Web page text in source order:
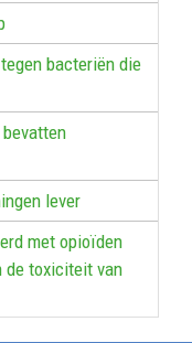
bacteriën die
lever
met opioïden
de toxiciteit van